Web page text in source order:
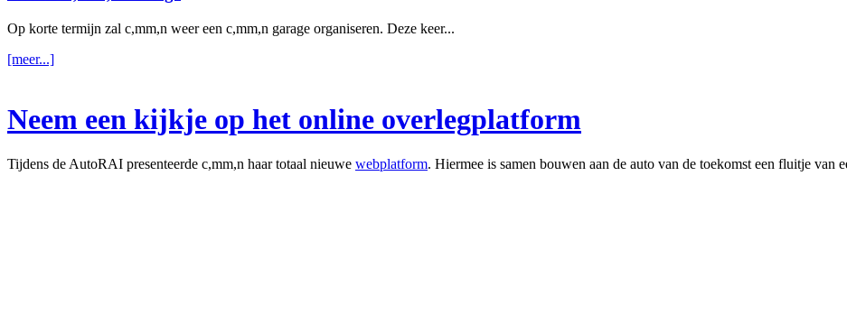
Op korte termijn zal c,mm,n weer een c,mm,n garage organiseren. Deze keer...
[meer...]
Neem een kijkje op het online overlegplatform
Tijdens de AutoRAI presenteerde c,mm,n haar totaal nieuwe webplatform. Hiermee is samen bouwen aan de auto van de toekomst een fluitje van